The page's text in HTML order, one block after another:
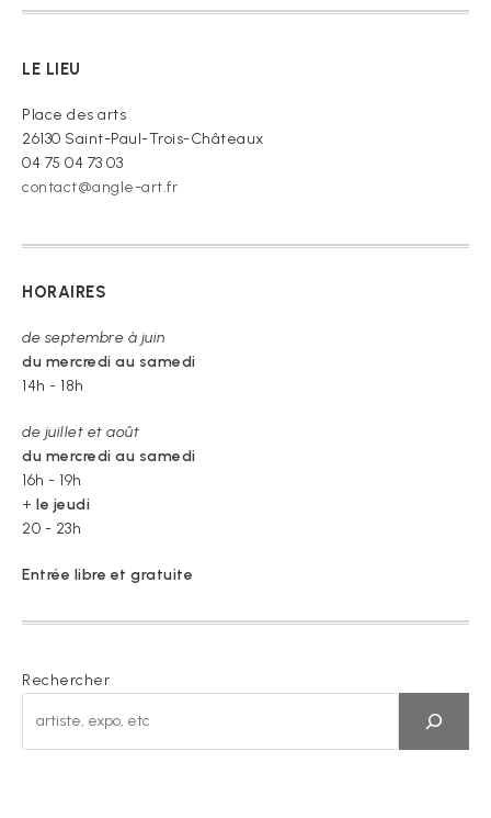
vous
LE LIEU
Place des arts
26130 Saint-Paul-Trois-Châteaux
04 75 04 73 03
contact@angle-art.fr
HORAIRES
de septembre à juin
du mercredi au samedi
14h - 18h
de juillet et août
du mercredi au samedi
16h - 19h
+ le jeudi
20 - 23h
Entrée libre et gratuite
Rechercher